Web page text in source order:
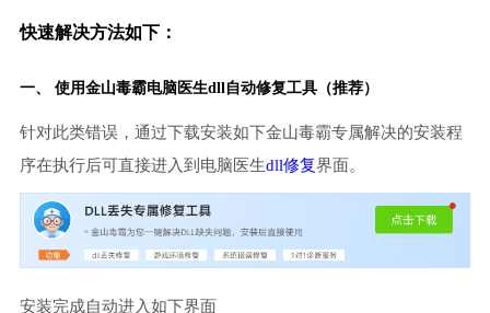
快速解决方法如下：
一、 使用金山毒霸电脑医生dll自动修复工具（推荐）
针对此类错误，通过下载安装如下金山毒霸专属解决的安装程
序在执行后可直接进入到电脑医生dll修复界面。
安装完成自动进入如下界面